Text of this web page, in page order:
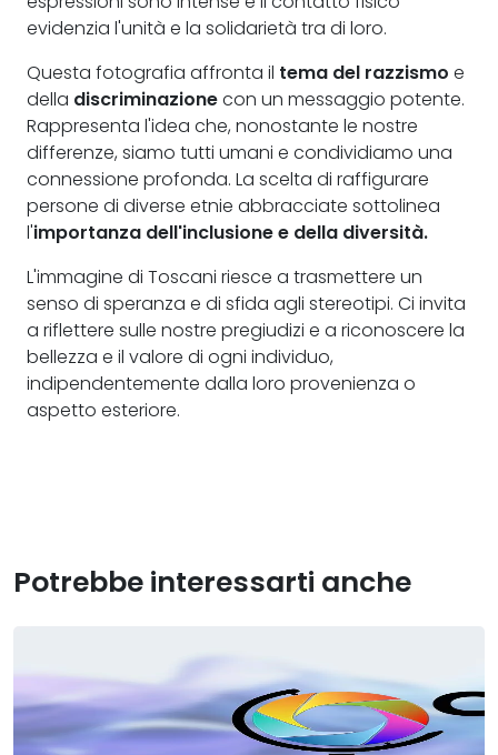
evidenzia l'unità e la solidarietà tra di loro.
Questa fotografia affronta il tema del razzismo e
della discriminazionecon un messaggio potente.
Rappresenta l'idea che, nonostante le nostre
differenze, siamo tutti umani e condividiamo una
connessione profonda. La scelta di raffigurare
persone di diverse etnie abbracciate sottolinea
l'importanza dell'inclusione e della diversità.
L'immagine di Toscani riesce a trasmettere un
senso di speranza e di sfida agli stereotipi. Ci invita
a riflettere sulle nostre pregiudizi e a riconoscere la
bellezza e il valore di ogni individuo,
indipendentemente dalla loro provenienza o
aspetto esteriore.
Potrebbe interessarti anche